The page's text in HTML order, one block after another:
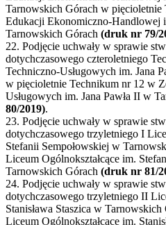
Tarnowskich Górach w
Edukacji Ekonomiczno-Handlowej
Tarnowskich Górach (druk nr 79/
22. Podjęcie uchwały w sprawie
dotychczasowego czteroletniego
Techniczno-Usługowych im. Jana
w pięcioletnie Technikum nr 12 w
Usługowych im. Jana Pawła II w
80/2019).
23. Podjęcie uchwały w sprawie
dotychczasowego trzyletniego I
Stefanii Sempołowskiej w
Liceum Ogólnokształcące im.
Tarnowskich Górach (druk nr 81/
24. Podjęcie uchwały w sprawie
dotychczasowego trzyletniego II
Stanisława Staszica w
Liceum Ogólnokształcące im.